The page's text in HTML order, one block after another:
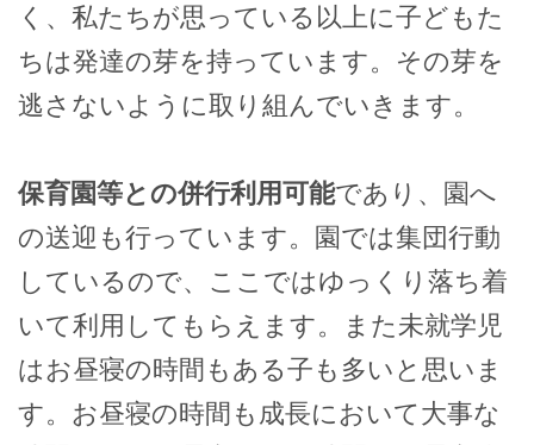
く、私たちが思っている以上に子どもた
ちは発達の芽を持っています。その芽を
逃さないように取り組んでいきます。
保育園等との併行利用可能であり、園へ
の送迎も行っています。園では集団行動
しているので、ここではゆっくり落ち着
いて利用してもらえます。また未就学児
はお昼寝の時間もある子も多いと思いま
す。お昼寝の時間も成長において大事な